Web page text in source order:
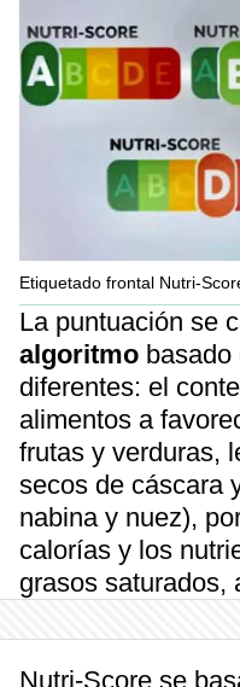
Etiquetado frontal Nutri-
La puntuación se
algoritmo basado
diferentes: el
alimentos a
frutas y verduras,
secos de cáscara
nabina y nuez),
calorías y los
grasos saturados,
Nutri-Score se